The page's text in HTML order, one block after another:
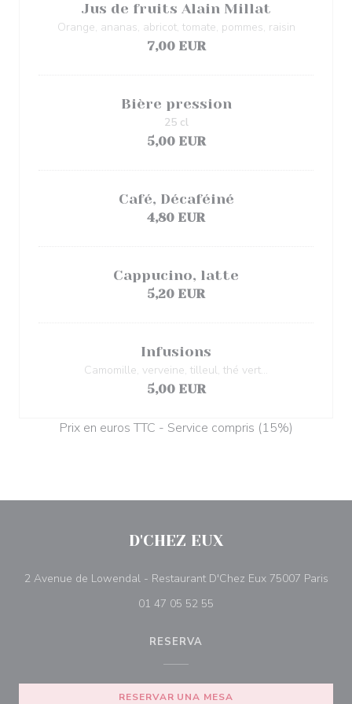
Jus de fruits Alain Millat
Orange, ananas, abricot, tomate, pommes, raisin
7,00 EUR
Bière pression
5,00 EUR
25 cl
Café, Décaféiné
4,80 EUR
Cappucino, latte
5,20 EUR
Infusions
Camomille, verveine, tilleul, thé vert...
5,00 EUR
Prix en euros TTC - Service compris (15%)
D'CHEZ EUX
2 Avenue de Lowendal - Restaurant D'Chez Eux 75007 Paris
01 47 05 52 55
RESERVA
RESERVAR UNA MESA